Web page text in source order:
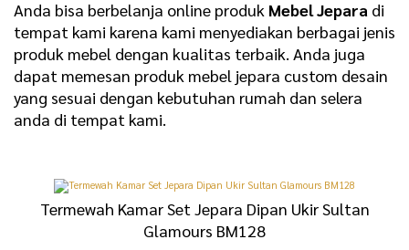
Anda bisa berbelanja online produk Mebel Jepara di
tempat kami karena kami menyediakan berbagai jenis
produk mebel dengan kualitas terbaik. Anda juga
dapat memesan produk mebel jepara custom desain
yang sesuai dengan kebutuhan rumah dan selera
anda di tempat kami.
Termewah Kamar Set Jepara Dipan Ukir Sultan
Glamours BM128